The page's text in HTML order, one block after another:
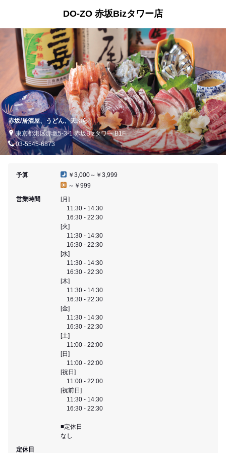
DO-ZO 赤坂Bizタワー店
赤坂/居酒屋、うどん、天ぷら
東京都港区赤坂5-3-1 赤坂Bizタワー B1F
03-5545-6873
予算
￥3,000～￥3,999
～￥999
営業時間
[月]
11:30 - 14:30
16:30 - 22:30
[火]
11:30 - 14:30
16:30 - 22:30
[水]
11:30 - 14:30
16:30 - 22:30
[木]
11:30 - 14:30
16:30 - 22:30
[金]
11:30 - 14:30
16:30 - 22:30
[土]
11:00 - 22:00
[日]
11:00 - 22:00
[祝日]
11:00 - 22:00
[祝前日]
11:30 - 14:30
16:30 - 22:30
■定休日
なし
定休日